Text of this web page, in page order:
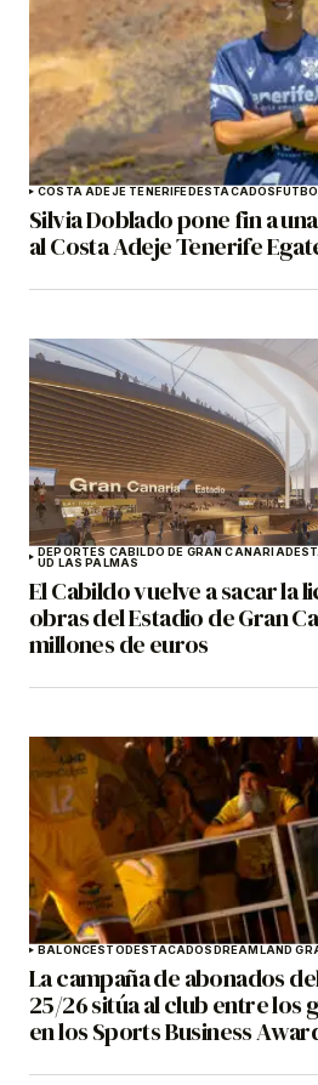
COSTA ADEJE TENERIFEDESTACADOS
Silvia Doblado pone fin a
al Costa Adeje Tenerife
DEPORTES CABILDO DE GRAN CANARIA
UD LAS PALMAS
El Cabildo vuelve a sacar la
obras del Estadio de Gran
millones de euros
BALONCESTODESTACADOSDREAMLAND
La campaña de abonados
25/26 sitúa al club entre los
en los Sports Business